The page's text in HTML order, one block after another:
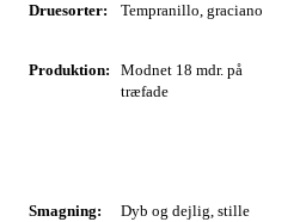
Druesorter: Tempranillo, graciano
Produktion:
Modnet 18 mdr. på
træfade
Smagning:
Dyb og dejlig, stille